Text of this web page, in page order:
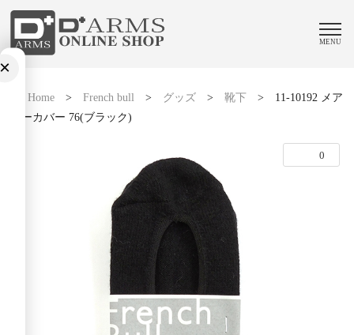
MENU
Home> French bull> グッズ> 靴下 > 11-10192 メア
リーカバー 76(ブラック)
0
×